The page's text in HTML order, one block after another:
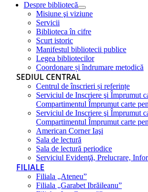
Despre bibliotecă
Misiune şi viziune
Servicii
Biblioteca în cifre
Scurt istoric
Manifestul bibliotecii publice
Legea bibliotecilor
Coordonare și îndrumare metodică
SEDIUL CENTRAL
Centrul de înscrieri și referințe
Serviciul de Inscriere şi Împrumut
Compartimentul Împrumut carte
Serviciul de Inscriere şi Împrumut
Compartimentul Împrumut carte
American Corner Iaşi
Sala de lectură
Sala de lectură periodice
Serviciul Evidenţă, Prelucrare,
FILIALE
Filiala „Ateneu”
Filiala „Garabet Ibrăileanu”